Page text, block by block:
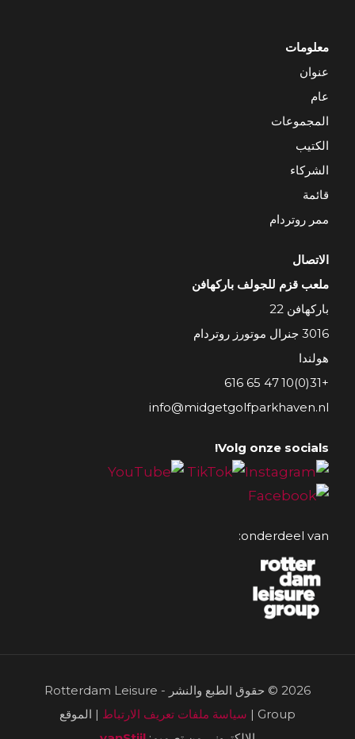
معلومات
عنوان
عام
المجموعات
الكتيب
الشركاء
قائمة
ممر روتردام
الاتصال
ملعب قزم للجولف باركهافن
باركهافن 22
3016 جنرال موتورز روتردام
هولندا
+31(0)10 47 65 616
info@midgetgolfparkhaven.nl
Volg onze socials!
onderdeel van:
2026 © حقوق الطبع والنشر - Rotterdam Leisure
Group |
سياسة ملفات تعريف الارتباط | الموقع